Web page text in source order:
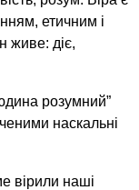
етичним і
живе: діє,
розумний”
наскальні
вірили наші